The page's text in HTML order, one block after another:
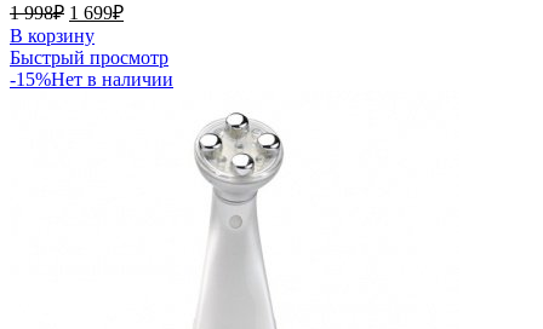
1 998₽ 1 699₽
В корзину
Быстрый просмотр
-15%Нет в наличии